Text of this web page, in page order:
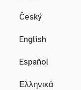
Český
English
Español
Ελληνικά